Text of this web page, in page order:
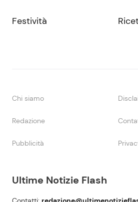
Ultime Notizie Flash
Festività
Chi siamo
Redazione
Pubblicità